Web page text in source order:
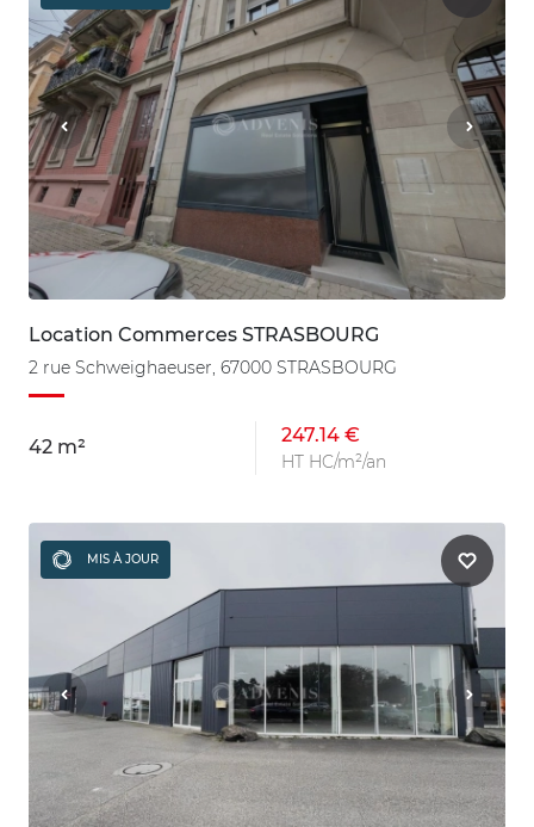
Location Commerces STRASBOURG
2 rue Schweighaeuser, 67000 STRASBOURG
42 m²
247.14 €
HT HC/m²/an
MIS À JOUR